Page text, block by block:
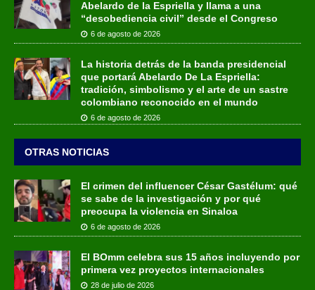
Abelardo de la Espriella y llama a una
“desobediencia civil” desde el Congreso
6 de agosto de 2026
La historia detrás de la banda presidencial
que portará Abelardo De La Espriella:
tradición, simbolismo y el arte de un sastre
colombiano reconocido en el mundo
6 de agosto de 2026
OTRAS NOTICIAS
El crimen del influencer César Gastélum: qué
se sabe de la investigación y por qué
preocupa la violencia en Sinaloa
6 de agosto de 2026
El BOmm celebra sus 15 años incluyendo por
primera vez proyectos internacionales
28 de julio de 2026